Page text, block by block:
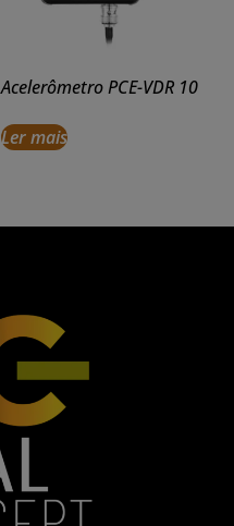
Acelerômetro PCE-VDR 10
Ler mais